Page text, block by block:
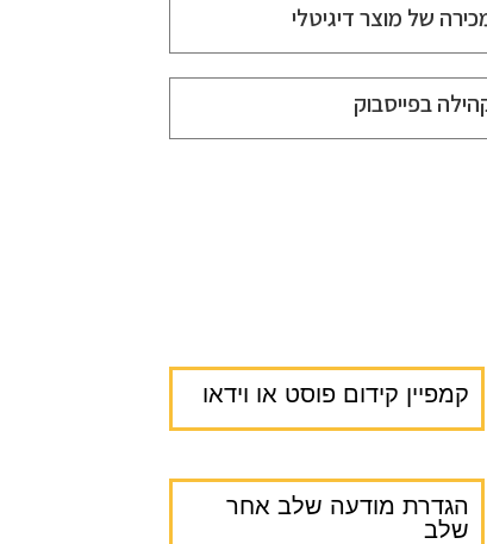
של מוצר דיגיטלי
בפייסבוק
קמפיין קידום פוסט או וידאו
הגדרת מודעה שלב אחר
שלב